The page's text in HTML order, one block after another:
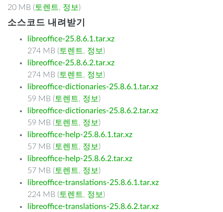
20 MB ( 토렌트, 정보 )
소스코드 내려받기
libreoffice-25.8.6.1.tar.xz
274 MB ( 토렌트, 정보 )
libreoffice-25.8.6.2.tar.xz
274 MB ( 토렌트, 정보 )
libreoffice-dictionaries-25.8.6.1.tar.xz
59 MB ( 토렌트, 정보 )
libreoffice-dictionaries-25.8.6.2.tar.xz
59 MB ( 토렌트, 정보 )
libreoffice-help-25.8.6.1.tar.xz
57 MB ( 토렌트, 정보 )
libreoffice-help-25.8.6.2.tar.xz
57 MB ( 토렌트, 정보 )
libreoffice-translations-25.8.6.1.tar.xz
224 MB ( 토렌트, 정보 )
libreoffice-translations-25.8.6.2.tar.xz